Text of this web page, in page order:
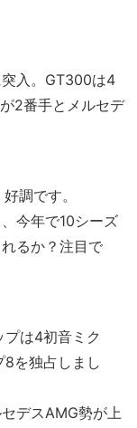
入。GT300は4
2番手とメルセデ
調です。
今年で10シーズ
るか？注目で
は4初音ミク
を独占しまし
デスAMG勢が上